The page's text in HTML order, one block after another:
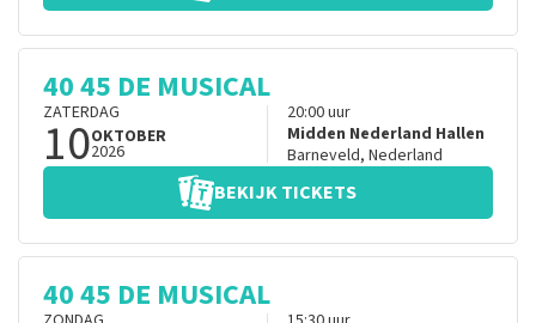
40 45 DE MUSICAL
ZATERDAG
10OKTOBER
2026
20:00uur
Midden Nederland Hallen
Barneveld, Nederland
BEKIJK TICKETS
40 45 DE MUSICAL